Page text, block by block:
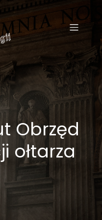
Obrzęd
ołtarza